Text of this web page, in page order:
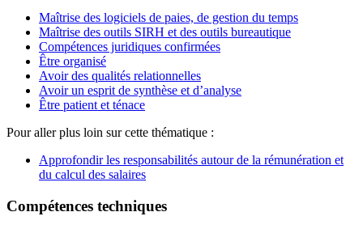
Maîtrise des logiciels de paies, de gestion du temps
Maîtrise des outils SIRH et des outils bureautique
Compétences juridiques confirmées
Être organisé
Avoir des qualités relationnelles
Avoir un esprit de synthèse et d’analyse
Être patient et ténace
Pour aller plus loin sur cette thématique :
Approfondir les responsabilités autour de la rémunération et
du calcul des salaires
Compétences techniques